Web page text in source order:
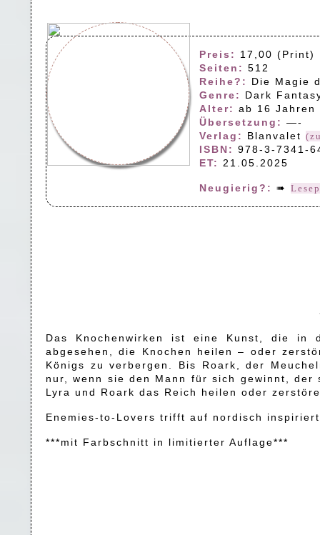
Preis:
17,00 (Print)
Seiten: 512
Reihe?:
Die Magie
Genre:
Dark
Alter: ab 16 Jahren
Übersetzung: —-
Verlag:
Blanvalet
ISBN: 978-3-7341-
ET:
21.05.2025
Neugierig?: ➠
Das Knochenwirken ist eine Kunst, die in
abgesehen, die Knochen heilen – oder
Königs zu verbergen. Bis Roark, der
nur, wenn sie den Mann für sich gewinnt,
Lyra und Roark das Reich heilen oder
Enemies-to-Lovers trifft auf nordisch
***mit Farbschnitt in limitierter Auflage***